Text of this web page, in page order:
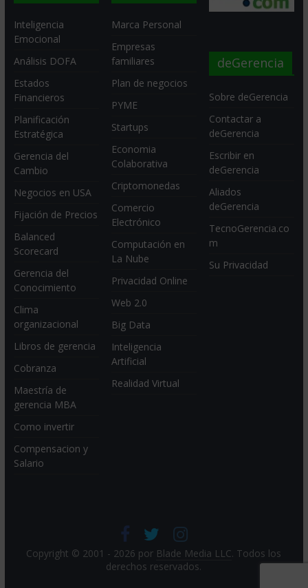
Inteligencia
Emocional
Análisis DOFA
Estados
Financieros
Planificación
Estratégica
Gerencia del
Cambio
Negocios en USA
Fijación de Precios
Balanced
Scorecard
Gerencia del
Conocimiento
Clima
organizacional
Libros de gerencia
Cobranza
Maestría de
gerencia MBA
Como invertir
Compensacion y
Salario
Marca Personal
Empresas
familiares
Plan de negocios
PYME
Startups
Economia
Colaborativa
Criptomonedas
Comercio
Electrónico
Computación en
La Nube
Privacidad Online
Web 2.0
Big Data
Inteligencia
Artificial
Realidad Virtual
deGerencia
Sobre deGerencia
Contactar a
deGerencia
Escribir en
deGerencia
Aliados
deGerencia
TecnoGerencia.co
m
Su Privacidad
Copyright © 2001 - 2026 por Blade Media LLC. Todos los
derechos reservados.